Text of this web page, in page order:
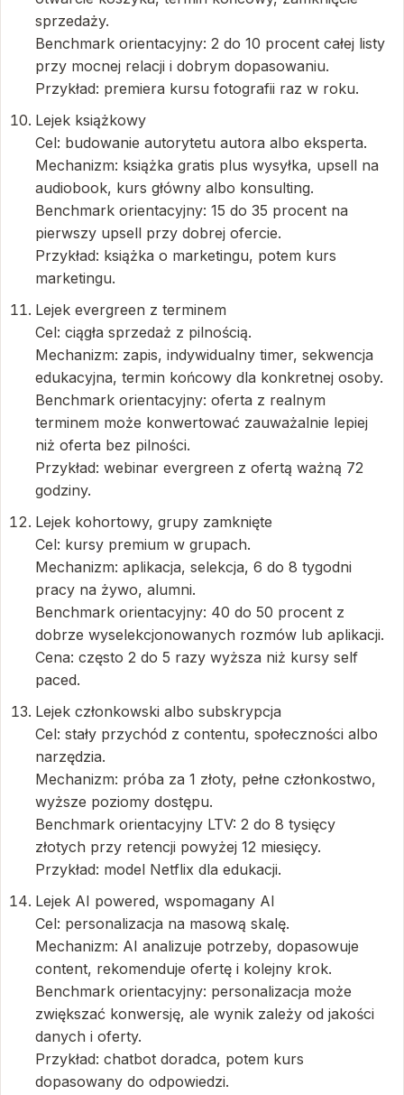
sprzedaży.
Benchmark orientacyjny: 2 do 10 procent całej listy
przy mocnej relacji i dobrym dopasowaniu.
Przykład: premiera kursu fotografii raz w roku.
Lejek książkowy
Cel: budowanie autorytetu autora albo eksperta.
Mechanizm: książka gratis plus wysyłka, upsell na
audiobook, kurs główny albo konsulting.
Benchmark orientacyjny: 15 do 35 procent na
pierwszy upsell przy dobrej ofercie.
Przykład: książka o marketingu, potem kurs
marketingu.
Lejek evergreen z terminem
Cel: ciągła sprzedaż z pilnością.
Mechanizm: zapis, indywidualny timer, sekwencja
edukacyjna, termin końcowy dla konkretnej osoby.
Benchmark orientacyjny: oferta z realnym
terminem może konwertować zauważalnie lepiej
niż oferta bez pilności.
Przykład: webinar evergreen z ofertą ważną 72
godziny.
Lejek kohortowy, grupy zamknięte
Cel: kursy premium w grupach.
Mechanizm: aplikacja, selekcja, 6 do 8 tygodni
pracy na żywo, alumni.
Benchmark orientacyjny: 40 do 50 procent z
dobrze wyselekcjonowanych rozmów lub aplikacji.
Cena: często 2 do 5 razy wyższa niż kursy self
paced.
Lejek członkowski albo subskrypcja
Cel: stały przychód z contentu, społeczności albo
narzędzia.
Mechanizm: próba za 1 złoty, pełne członkostwo,
wyższe poziomy dostępu.
Benchmark orientacyjny LTV: 2 do 8 tysięcy
złotych przy retencji powyżej 12 miesięcy.
Przykład: model Netflix dla edukacji.
Lejek AI powered, wspomagany AI
Cel: personalizacja na masową skalę.
Mechanizm: AI analizuje potrzeby, dopasowuje
content, rekomenduje ofertę i kolejny krok.
Benchmark orientacyjny: personalizacja może
zwiększać konwersję, ale wynik zależy od jakości
danych i oferty.
Przykład: chatbot doradca, potem kurs
dopasowany do odpowiedzi.